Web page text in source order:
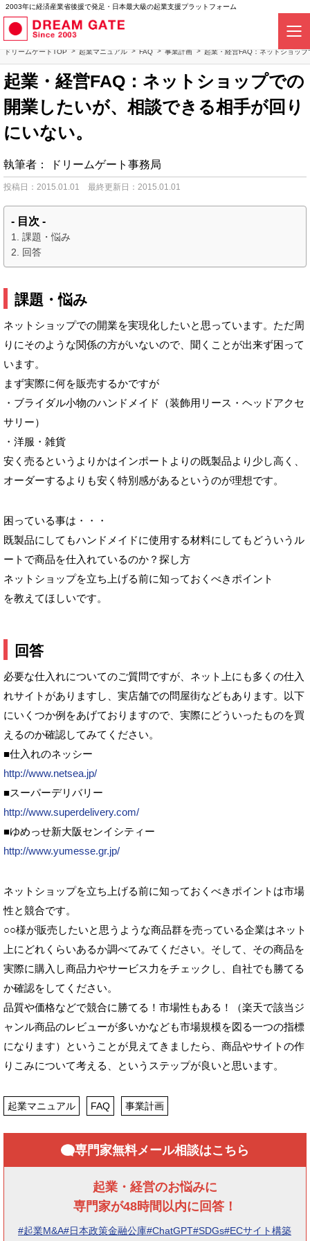
2003年に経済産業省後援で発足・日本最大級の起業支援プラットフォーム
ドリームゲートTOP 起業マニュアル FAQ 事業計画 起業・経営FAQ：ネットショッ
起業・経営FAQ：ネットショップでの
開業したいが、相談できる相手が回り
にいない。
執筆者： ドリームゲート事務局
投稿日：2015.01.01 最終更新日：2015.01.01
- 目次 -
課題・悩み
回答
課題・悩み
ネットショップでの開業を実現化したいと思っています。ただ周
りにそのような関係の方がいないので、聞くことが出来ず困って
います。
まず実際に何を販売するかですが
・ブライダル小物のハンドメイド（装飾用リース・ヘッドアクセ
サリー）
・洋服・雑貨
安く売るというよりかはインポートよりの既製品より少し高く、
オーダーするよりも安く特別感があるというのが理想です。
困っている事は・・・
既製品にしてもハンドメイドに使用する材料にしてもどういうル
ートで商品を仕入れているのか？探し方
ネットショップを立ち上げる前に知っておくべきポイント
を教えてほしいです。
回答
必要な仕入れについてのご質問ですが、ネット上にも多くの仕入
れサイトがありますし、実店舗での問屋街などもあります。以下
にいくつか例をあげておりますので、実際にどういったものを買
えるのか確認してみてください。
■仕入れのネッシー
http://www.netsea.jp/
■スーパーデリバリー
http://www.superdelivery.com/
■ゆめっせ新大阪センイシティー
http://www.yumesse.gr.jp/
ネットショップを立ち上げる前に知っておくべきポイントは市場
性と競合です。
○○様が販売したいと思うような商品群を売っている企業はネット
上にどれくらいあるか調べてみてください。そして、その商品を
実際に購入し商品力やサービス力をチェックし、自社でも勝てる
か確認をしてください。
品質や価格などで競合に勝てる！市場性もある！（楽天で該当ジ
ャンル商品のレビューが多いかなども市場規模を図る一つの指標
になります）ということが見えてきましたら、商品やサイトの作
りこみについて考える、というステップが良いと思います。
起業マニュアル FAQ 事業計画
専門家無料メール相談はこちら
起業・経営のお悩みに
専門家が48時間以内に回答！
#起業M&A#日本政策金融公庫#ChatGPT#SDGs#ECサイト構築